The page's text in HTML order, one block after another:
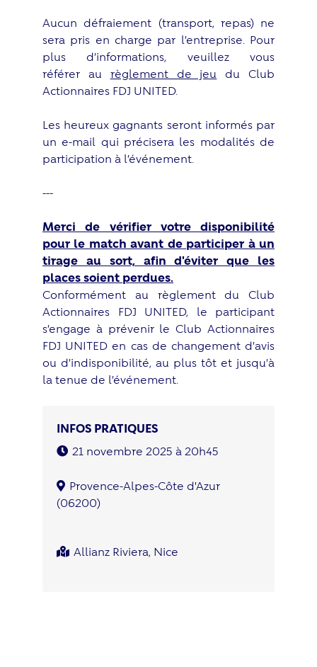
Aucun défraiement (transport, repas) ne
sera pris en charge par l’entreprise. Pour
plus d’informations, veuillez vous
référer au règlement de jeu du Club
Actionnaires FDJ UNITED.
Les heureux gagnants seront informés par
un e-mail qui précisera les modalités de
participation à l’événement.
---
Merci de vérifier votre disponibilité
pour le match avant de participer à un
tirage au sort, afin d'éviter que les
places soient perdues.
Conformément au règlement du Club
Actionnaires FDJ UNITED, le participant
s’engage à prévenir le Club Actionnaires
FDJ UNITED en cas de changement d’avis
ou d’indisponibilité, au plus tôt et jusqu’à
la tenue de l’événement.
INFOS PRATIQUES
21 novembre 2025 à 20h45
Provence-Alpes-Côte d'Azur
(06200)
Allianz Riviera, Nice